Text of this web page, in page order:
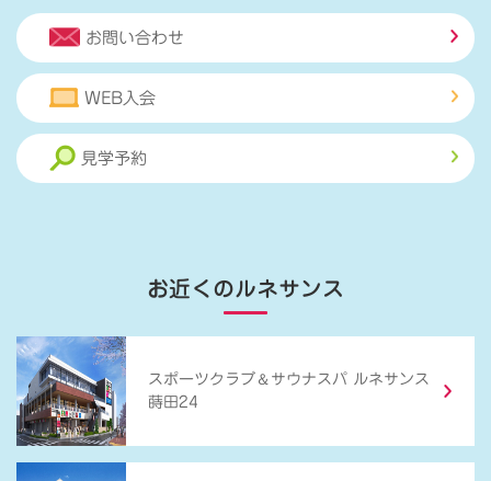
お問い合わせ
WEB入会
見学予約
お近くのルネサンス
スポーツクラブ ＆ サウナスパ ルネサンス
蒔田24